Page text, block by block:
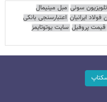
سونی مبل مینیمال
ایرانیان اعتبارسنجی بانکی
قیمت پروفیل سایت یوتوتایمز